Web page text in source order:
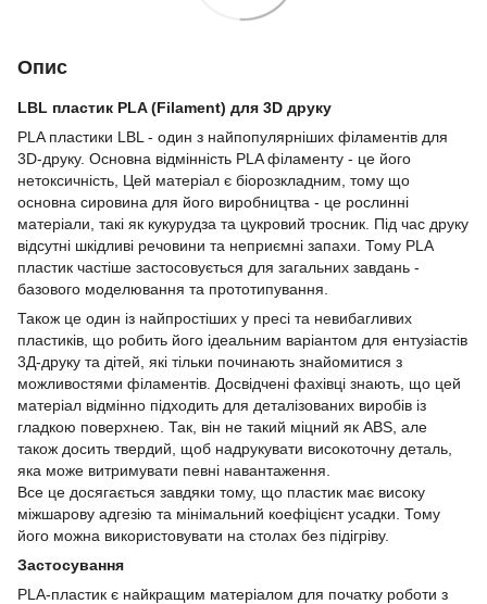
Опис
LBL пластик PLA (Filament) для 3D друку
PLA пластики LBL - один з найпопулярніших філаментів для
3D-друку. Основна відмінність PLA філаменту - це його
нетоксичність, Цей матеріал є біорозкладним, тому що
основна сировина для його виробництва - це рослинні
матеріали, такі як кукурудза та цукровий тросник. Під час друку
відсутні шкідливі речовини та неприємні запахи. Тому PLA
пластик частіше застосовується для загальних завдань -
базового моделювання та прототипування.
Також це один із найпростіших у пресі та невибагливих
пластиків, що робить його ідеальним варіантом для ентузіастів
3Д-друку та дітей, які тільки починають знайомитися з
можливостями філаментів. Досвідчені фахівці знають, що цей
матеріал відмінно підходить для деталізованих виробів із
гладкою поверхнею. Так, він не такий міцний як ABS, але
також досить твердий, щоб надрукувати високоточну деталь,
яка може витримувати певні навантаження.
Все це досягається завдяки тому, що пластик має високу
міжшарову адгезію та мінімальний коефіцієнт усадки. Тому
його можна використовувати на столах без підігріву.
Застосування
PLA-пластик є найкращим матеріалом для початку роботи з